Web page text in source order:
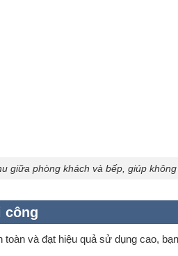
giữa phòng khách và bếp, giúp
công
và đạt hiệu quả sử dụng cao,